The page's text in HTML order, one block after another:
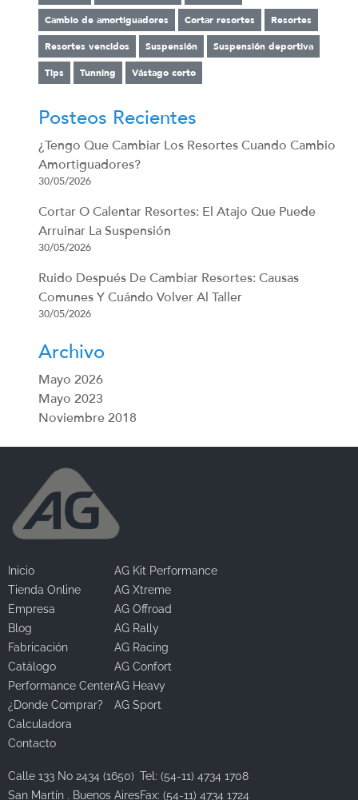
Cambio de amortiguadores Cortar resortes Resortes
Resortes vencidos Suspensión Suspensión deportiva
Tips Tunning Vástago corto
Posteos Recientes
¿Tengo Que Cambiar Los Resortes Cuando Cambio
Amortiguadores?
30/05/2026
Cortar O Calentar Resortes: El Atajo Que Puede
Arruinar La Suspensión
30/05/2026
Ruido Después De Cambiar Resortes: Causas
Comunes Y Cuándo Volver Al Taller
30/05/2026
Archivo
Mayo 2026
Mayo 2023
Noviembre 2018
Inicio
Tienda Online
Empresa
Blog
Fabricación
Catálogo
Performance Center
¿Donde Comprar?
Calculadora
Contacto
AG Kit Performance
AG Xtreme
AG Offroad
AG Rally
AG Racing
AG Confort
AG Heavy
AG Sport
Calle 133 No 2434 (1650)
San Martín . Buenos Aires
Tel: (54-11) 4734 1708
Fax: (54-11) 4734 1724